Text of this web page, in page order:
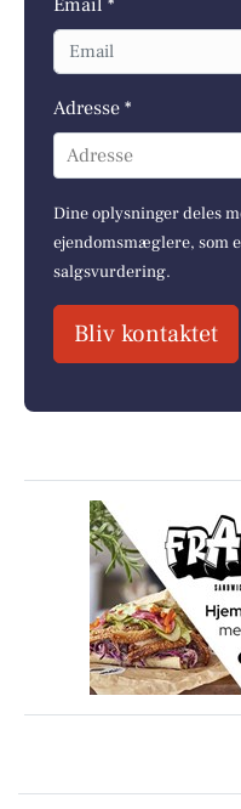
Email *
Adresse *
Adresse
Dine oplysninger deles
ejendomsmæglere, som
salgsvurdering.
Bliv kontaktet